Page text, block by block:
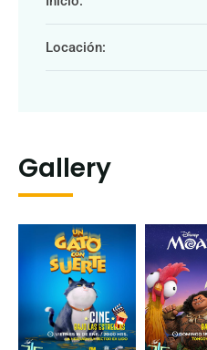
Locación:
Gallery